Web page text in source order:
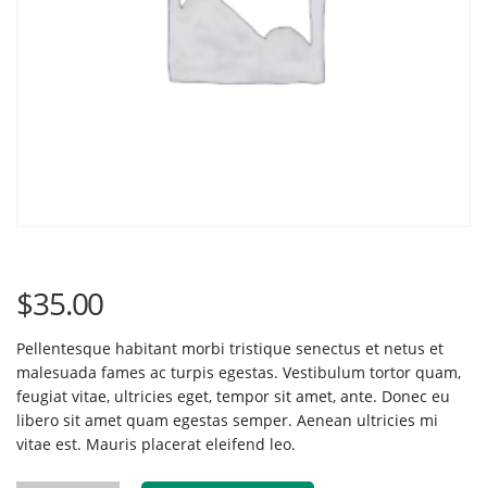
$35.00
Pellentesque habitant morbi tristique senectus et netus et
malesuada fames ac turpis egestas. Vestibulum tortor quam,
feugiat vitae, ultricies eget, tempor sit amet, ante. Donec eu
libero sit amet quam egestas semper. Aenean ultricies mi
vitae est. Mauris placerat eleifend leo.